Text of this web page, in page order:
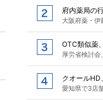
府内薬局の
大阪府薬・伊
OTC類似薬
厚労省検討
クオールHD
愛知県で3店